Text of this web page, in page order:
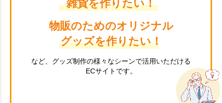
雑貨を作りたい！
物販のためのオリジナル
グッズを作りたい！
など、グッズ制作の様々なシーンで活用いただける
ECサイトです。